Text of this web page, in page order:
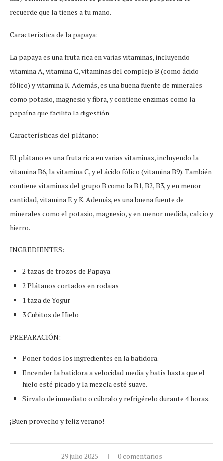
recuerde que la tienes a tu mano.
Característica de la papaya:
La papaya es una fruta rica en varias vitaminas, incluyendo
vitamina A, vitamina C, vitaminas del complejo B (como ácido
fólico) y vitamina K. Además, es una buena fuente de minerales
como potasio, magnesio y fibra, y contiene enzimas como la
papaína que facilita la digestión.
Características del plátano:
El plátano es una fruta rica en varias vitaminas, incluyendo la
vitamina B6, la vitamina C, y el ácido fólico (vitamina B9). También
contiene vitaminas del grupo B como la B1, B2, B3, y en menor
cantidad, vitamina E y K. Además, es una buena fuente de
minerales como el potasio, magnesio, y en menor medida, calcio y
hierro.
INGREDIENTES:
2 tazas de trozos de Papaya
2 Plátanos cortados en rodajas
1 taza de Yogur
3 Cubitos de Hielo
PREPARACIÓN:
Poner todos los ingredientes en la batidora.
Encender la batidora a velocidad media y batis hasta que el
hielo esté picado y la mezcla esté suave.
Sírvalo de inmediato o cúbralo y refrigérelo durante 4 horas.
¡Buen provecho y feliz verano!
29 julio 2025 0 comentarios